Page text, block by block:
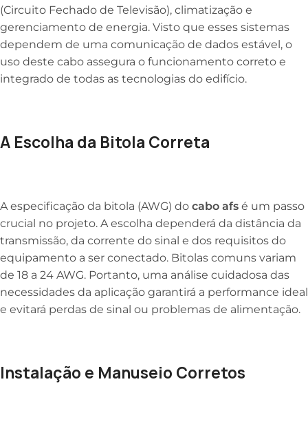
(Circuito Fechado de Televisão), climatização e
gerenciamento de energia. Visto que esses sistemas
dependem de uma comunicação de dados estável, o
uso deste cabo assegura o funcionamento correto e
integrado de todas as tecnologias do edifício.
A Escolha da Bitola Correta
A especificação da bitola (AWG) do cabo afs é um passo
crucial no projeto. A escolha dependerá da distância da
transmissão, da corrente do sinal e dos requisitos do
equipamento a ser conectado. Bitolas comuns variam
de 18 a 24 AWG. Portanto, uma análise cuidadosa das
necessidades da aplicação garantirá a performance ideal
e evitará perdas de sinal ou problemas de alimentação.
Instalação e Manuseio Corretos